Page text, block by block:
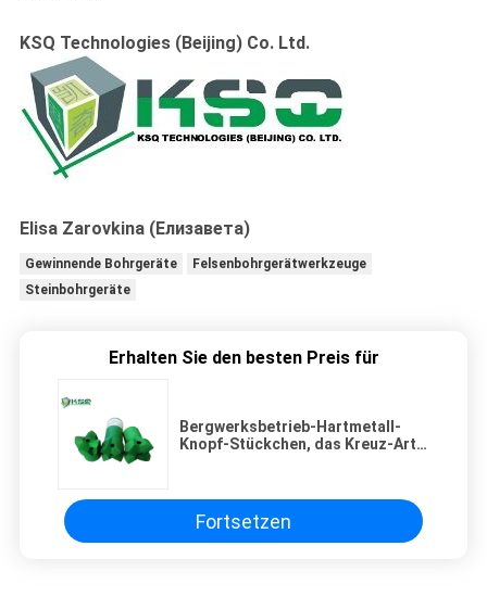
KSQ Technologies (Beijing) Co. Ltd.
Elisa Zarovkina (Елизавета)
Gewinnende Bohrgeräte
Felsenbohrgerätwerkzeuge
Steinbohrgeräte
Erhalten Sie den besten Preis für
Bergwerksbetrieb-Hartmetall-
Knopf-Stückchen, das Kreuz-Art
Fortsetzen